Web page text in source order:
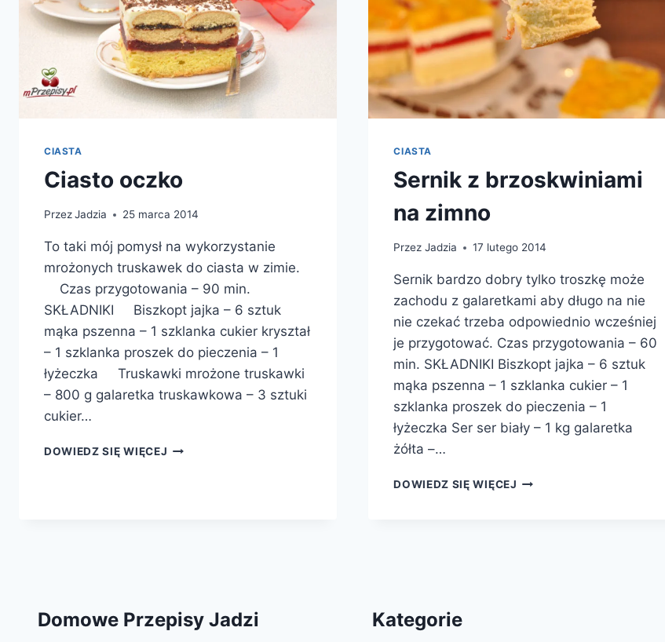
CIASTA
Ciasto oczko
PrzezJadzia 25 marca 2014
To taki mój pomysł na wykorzystanie
mrożonych truskawek do ciasta w zimie.
Czas przygotowania – 90 min.
SKŁADNIKI Biszkopt jajka – 6 sztuk
mąka pszenna – 1 szklanka cukier kryształ
– 1 szklanka proszek do pieczenia – 1
łyżeczka Truskawki mrożone truskawki
– 800 g galaretka truskawkowa – 3 sztuki
cukier…
DOWIEDZ SIĘ WIĘCEJ CIASTO
CIASTA
Sernik z brzoskwiniami
na zimno
Przez Jadzia 17 lutego 2014
Sernik bardzo dobry tylko troszkę może
zachodu z galaretkami aby długo na nie
nie czekać trzeba odpowiednio wcześniej
je przygotować. Czas przygotowania – 60
min. SKŁADNIKI Biszkopt jajka – 6 sztuk
mąka pszenna – 1 szklanka cukier – 1
szklanka proszek do pieczenia – 1
łyżeczka Ser ser biały – 1 kg galaretka
żółta –…
DOWIEDZ SIĘ WIĘCEJ SERNIK
Domowe Przepisy Jadzi Kategorie